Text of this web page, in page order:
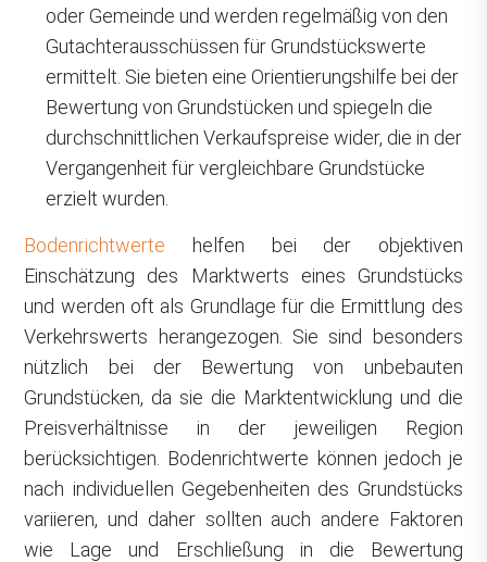
oder Gemeinde und werden regelmäßig von den
Gutachterausschüssen für Grundstückswerte
ermittelt. Sie bieten eine Orientierungshilfe bei der
Bewertung von Grundstücken und spiegeln die
durchschnittlichen Verkaufspreise wider, die in der
Vergangenheit für vergleichbare Grundstücke
erzielt wurden.
Bodenrichtwerte helfen bei der objektiven
Einschätzung des Marktwerts eines Grundstücks
und werden oft als Grundlage für die Ermittlung des
Verkehrswerts herangezogen. Sie sind besonders
nützlich bei der Bewertung von unbebauten
Grundstücken, da sie die Marktentwicklung und die
Preisverhältnisse in der jeweiligen Region
berücksichtigen. Bodenrichtwerte können jedoch je
nach individuellen Gegebenheiten des Grundstücks
variieren, und daher sollten auch andere Faktoren
wie Lage und Erschließung in die Bewertung